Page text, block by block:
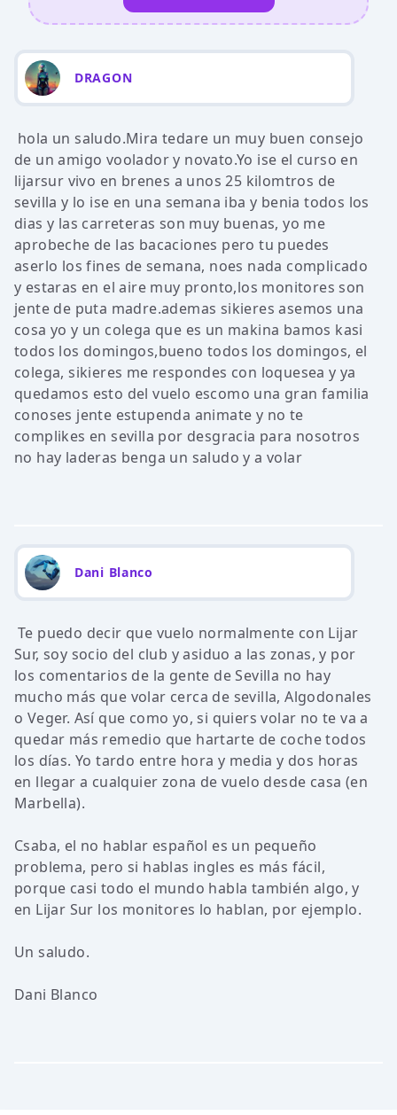
DRAGON
hola un saludo.Mira tedare un muy buen consejo
de un amigo voolador y novato.Yo ise el curso en
lijarsur vivo en brenes a unos 25 kilomtros de
sevilla y lo ise en una semana iba y benia todos los
dias y las carreteras son muy buenas, yo me
aprobeche de las bacaciones pero tu puedes
aserlo los fines de semana, noes nada complicado
y estaras en el aire muy pronto,los monitores son
jente de puta madre.ademas sikieres asemos una
cosa yo y un colega que es un makina bamos kasi
todos los domingos,bueno todos los domingos, el
colega, sikieres me respondes con loquesea y ya
quedamos esto del vuelo escomo una gran familia
conoses jente estupenda animate y no te
complikes en sevilla por desgracia para nosotros
no hay laderas benga un saludo y a volar
Dani Blanco
Te puedo decir que vuelo normalmente con Lijar
Sur, soy socio del club y asiduo a las zonas, y por
los comentarios de la gente de Sevilla no hay
mucho más que volar cerca de sevilla, Algodonales
o Veger. Así que como yo, si quiers volar no te va a
quedar más remedio que hartarte de coche todos
los días. Yo tardo entre hora y media y dos horas
en llegar a cualquier zona de vuelo desde casa (en
Marbella).
Csaba, el no hablar español es un pequeño
problema, pero si hablas ingles es más fácil,
porque casi todo el mundo habla también algo, y
en Lijar Sur los monitores lo hablan, por ejemplo.
Un saludo.
Dani Blanco